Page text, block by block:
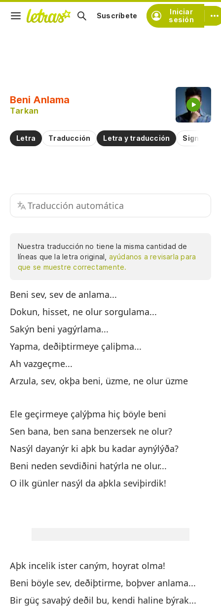
Iniciar
sesión
Suscríbete
Beni Anlama
Tarkan
Letra Traducción Letra y traducción
Traducción automática
Nuestra traducción no tiene la misma cantidad de
líneas que la letra original, ayúdanos a revisarla para
que se muestre correctamente.
Beni sev, sev de anlama...
Dokun, hisset, ne olur sorgulama...
Sakýn beni yagýrlama...
Yapma, deðiþtirmeye çaliþma...
Ah vazgeçme...
Arzula, sev, okþa beni, üzme, ne olur üzme
Ele geçirmeye çalýþma hiç böyle beni
Sen bana, ben sana benzersek ne olur?
Nasýl dayanýr ki aþk bu kadar aynýlýða?
Beni neden sevdiðini hatýrla ne olur...
O ilk günler nasýl da aþkla seviþirdik!
Aþk incelik ister caným, hoyrat olma!
Beni böyle sev, deðiþtirme, boþver anlama...
Bir güç savaþý deðil bu, kendi haline býrak...
Practicar la pronunciación de